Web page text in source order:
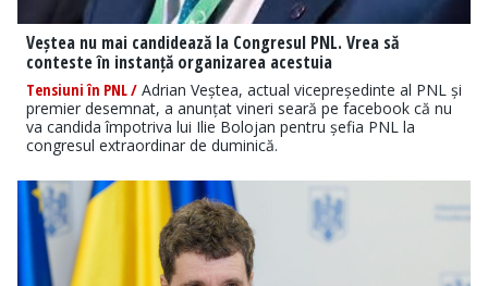
Veștea nu mai candidează la Congresul PNL. Vrea să
conteste în instanță organizarea acestuia
Tensiuni în PNL / Adrian Veștea, actual vicepreședinte al PNL și
premier desemnat, a anunțat vineri seară pe facebook că nu
va candida împotriva lui Ilie Bolojan pentru șefia PNL la
congresul extraordinar de duminică.